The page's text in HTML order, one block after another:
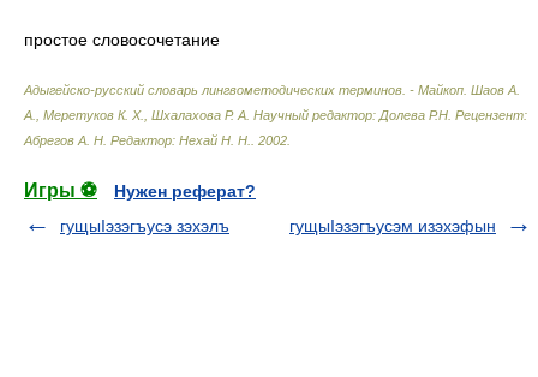
простое словосочетание
Адыгейско-русский словарь лингвометодических терминов. - Майкоп Шаов А.
А., Меретуков К. Х., Шхалахова Р. А. Научный редактор: Долева Р.Н. Рецензент:
Абрегов А. Н. Редактор: Нехай Н. Н.
2002
Игры ⚽
Нужен реферат?
гущыIэзэгъусэ зэхэлъ
гущыIэзэгъусэм изэхэфын